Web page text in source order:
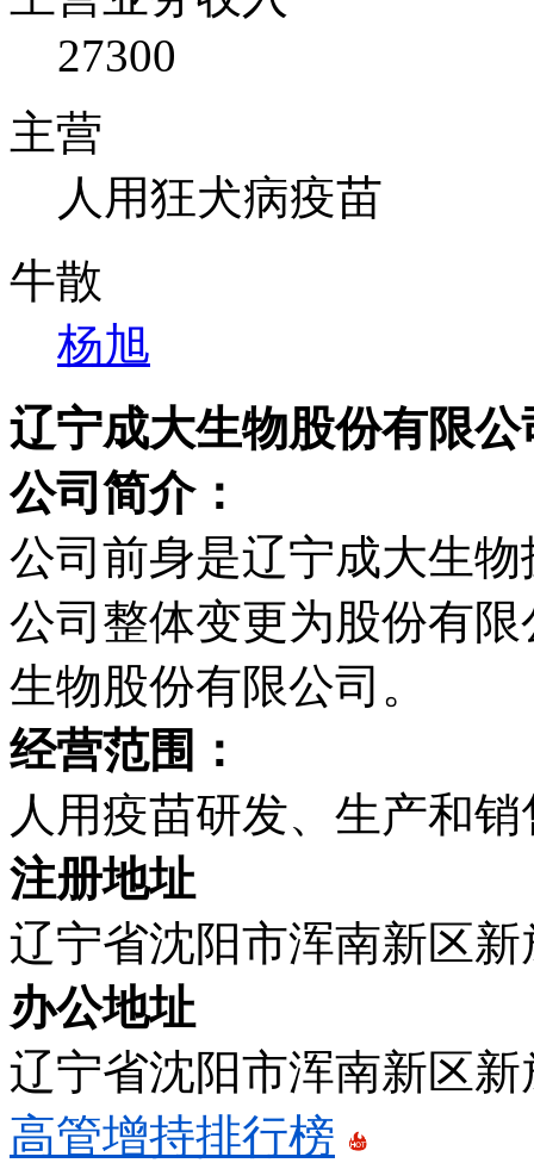
27300
主营
人用狂犬病疫苗
牛散
杨旭
辽宁成大生物股份有限公
公司简介：
公司前身是辽宁成大生
公司整体变更为股份有
生物股份有限公司。
经营范围：
人用疫苗研发、生产和销
注册地址
辽宁省沈阳市浑南新区新
办公地址
辽宁省沈阳市浑南新区新
高管增持排行榜